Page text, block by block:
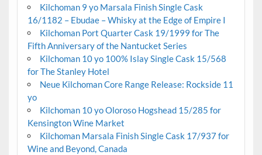
Kilchoman 9 yo Marsala Finish Single Cask
16/1182 – Ebudae – Whisky at the Edge of Empire I
Kilchoman Port Quarter Cask 19/1999 for The
Fifth Anniversary of the Nantucket Series
Kilchoman 10 yo 100% Islay Single Cask 15/568
for The Stanley Hotel
Neue Kilchoman Core Range Release: Rockside 11
yo
Kilchoman 10 yo Oloroso Hogshead 15/285 for
Kensington Wine Market
Kilchoman Marsala Finish Single Cask 17/937 for
Wine and Beyond, Canada